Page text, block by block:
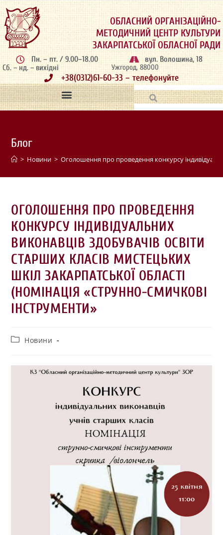
ОБЛАСНИЙ ОРГАНІЗАЦІЙНО-
МЕТОДИЧНИЙ ЦЕНТР КУЛЬТУРИ
ЗАКАРПАТСЬКОЇ ОБЛАСНОЇ РАДИ
Пн. – пт. / 9.00–18.00
Сб. – нд. – вихідні
вул. Волошина, 18
Ужгород, 88000
+38(0312)61-60-33 – телефонуйте
Блог
> Новини > Оголошення про проведення конкурсу
ОГОЛОШЕННЯ ПРО ПРОВЕДЕННЯ
КОНКУРСУ ІНДИВІДУАЛЬНИХ
ВИКОНАВЦІВ ЗДОБУВАЧІВ ОСВІТИ
СТАРШИХ КЛАСІВ МИСТЕЦЬКИХ
ШКІЛ ЗАКАРПАТСЬКОЇ ОБЛАСТІ
(НОМІНАЦІЯ «СТРУННО-СМИЧКОВІ
ІНСТРУМЕНТИ»
Новини